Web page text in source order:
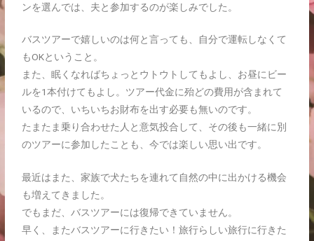
ンを選んでは、夫と参加するのが楽しみでした。
バスツアーで嬉しいのは何と言っても、自分で運転しなくて
もOKということ。
また、眠くなればちょっとウトウトしてもよし、お昼にビー
ルを1本付けてもよし。ツアー代金に殆どの費用が含まれて
いるので、いちいちお財布を出す必要も無いのです。
たまたま乗り合わせた人と意気投合して、その後も一緒に別
のツアーに参加したことも、今では楽しい思い出です。
最近はまた、家族で犬たちを連れて自然の中に出かける機会
も増えてきました。
でもまだ、バスツアーには復帰できていません。
早く、またバスツアーに行きたい！旅行らしい旅行に行きた